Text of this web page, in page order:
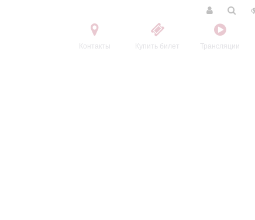
Контакты Купить билет Трансляции